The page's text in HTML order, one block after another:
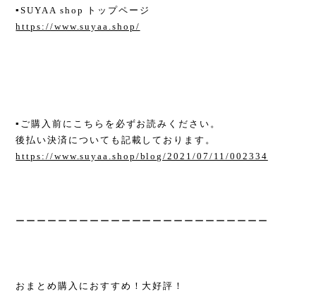
▪︎SUYAA shop トップページ
https://www.suyaa.shop/
▪︎ご購入前にこちらを必ずお読みください。
後払い決済についても記載しております。
https://www.suyaa.shop/blog/2021/07/11/002334
ーーーーーーーーーーーーーーーーーーーーーーーー
おまとめ購入におすすめ！大好評！